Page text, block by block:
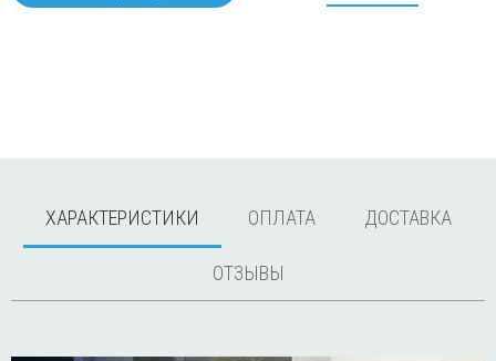
ХАРАКТЕРИСТИКИ ОПЛАТА ДОСТАВКА
ОТЗЫВЫ